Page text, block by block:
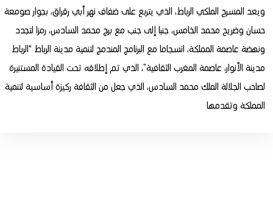
ويعد المسرح الملكي الرباط، الذي يتربع على ضفاف نهر أبي رقراق، بجوار صومعة
حسان وضريح محمد الخامس، جنبا إلى جنب مع برج محمد السادس، رمزا لتجدد
ونهضة عاصمة المملكة، انسجاما مع البرنامج المندمج لتنمية مدينة الرباط “الرباط
مدينة الأنوار، عاصمة المغرب الثقافية”، الذي تم إطلاقه تحت القيادة المستنيرة
لصاحب الجلالة الملك محمد السادس، الذي جعل من الثقافة ركيزة أساسية لتنمية
المملكة وتقدمها